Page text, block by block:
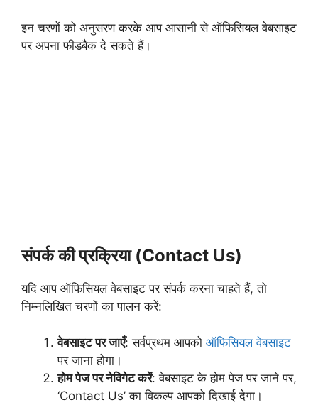
इन चरणों को अनुसरण करके आप आसानी से ऑफिसियल वेबसाइट
पर अपना फीडबैक दे सकते हैं।
संपर्क की प्रक्रिया (Contact Us)
यदि आप ऑफिसियल वेबसाइट पर संपर्क करना चाहते हैं, तो
निम्नलिखित चरणों का पालन करें:
वेबसाइट पर जाएँ: सर्वप्रथम आपको ऑफिसियल वेबसाइट
पर जाना होगा।
होम पेज पर नेविगेट करें: वेबसाइट के होम पेज पर जाने पर,
‘Contact Us’ का विकल्प आपको दिखाई देगा।